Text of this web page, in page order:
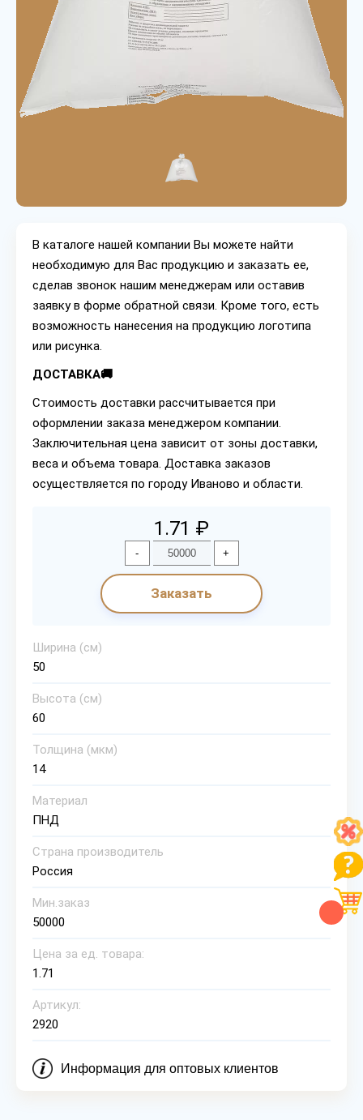
В каталоге нашей компании Вы можете найти
необходимую для Вас продукцию и заказать ее,
сделав звонок нашим менеджерам или оставив
заявку в форме обратной связи. Кроме того, есть
возможность нанесения на продукцию логотипа
или рисунка.
ДОСТАВКА🚚
Стоимость доставки рассчитывается при
оформлении заказа менеджером компании.
Заключительная цена зависит от зоны доставки,
веса и объема товара. Доставка заказов
осуществляется по городу Иваново и области.
1.71 ₽
- +
Заказать
Ширина (см)
50
Высота (см)
60
Толщина (мкм)
14
Материал
ПНД
Страна производитель
Россия
Мин.заказ
50000
Цена за ед. товара:
1.71
Артикул:
2920
Информация для оптовых клиентов